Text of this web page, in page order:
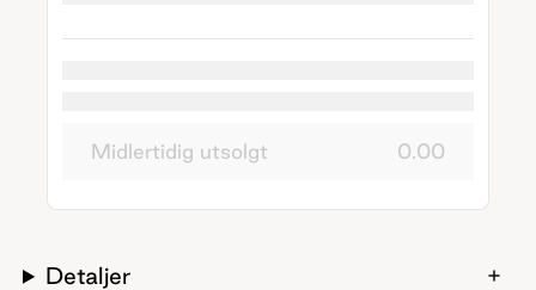
Midlertidig utsolgt 0.00
Detaljer